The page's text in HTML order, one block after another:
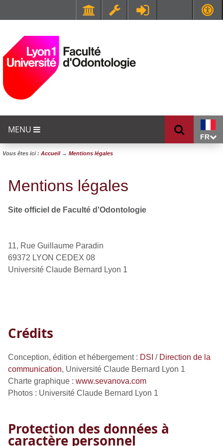
MENU
FR
Vous êtes ici : Accueil→ Mentions légales
Mentions légales
Site officiel de Faculté d'Odontologie
11, Rue Guillaume Paradin
69372 LYON CEDEX 08
Université Claude Bernard Lyon 1
Crédits
Conception, édition et hébergement : DSI / Direction de la
communication, Université Claude Bernard Lyon 1
Charte graphique : www.sevanova.com
Photos : Université Claude Bernard Lyon 1
Protection des données à
caractère personnel